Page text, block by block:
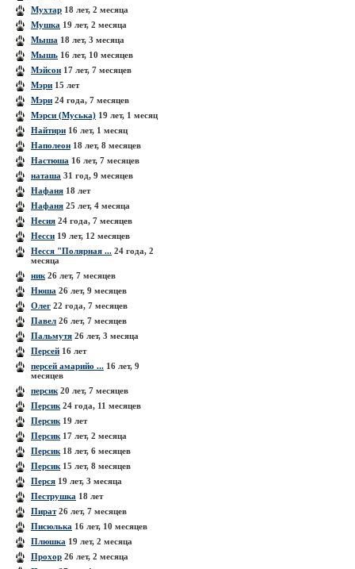
Мухтар 18 лет, 2 месяца
Мушка 19 лет, 2 месяца
Мыша 18 лет, 3 месяца
Мышь 16 лет, 10 месяцев
Мэйсон 17 лет, 7 месяцев
Мэри 15 лет
Мэри 24 года, 7 месяцев
Мэрси (Муська) 19 лет, 1 месяц
Найтири 16 лет, 1 месяц
Наполеон 18 лет, 8 месяцев
Настюша 16 лет, 7 месяцев
наташа 31 год, 9 месяцев
Нафаня 18 лет
Нафаня 25 лет, 4 месяца
Несия 24 года, 7 месяцев
Несси 19 лет, 12 месяцев
Несся "Полярная ... 24 года, 2
месяца
ник 26 лет, 7 месяцев
Нюша 26 лет, 9 месяцев
Олег 22 года, 7 месяцев
Павел 26 лет, 7 месяцев
Пальмутя 26 лет, 3 месяца
Персей 16 лет
персей амарийо ... 16 лет, 9
месяцев
персик 20 лет, 7 месяцев
Персик 24 года, 11 месяцев
Персик 19 лет
Персик 17 лет, 2 месяца
Персик 18 лет, 6 месяцев
Персик 15 лет, 8 месяцев
Перся 19 лет, 3 месяца
Пеструшка 18 лет
Пират26 лет, 7 месяцев
Писюлька 16 лет, 10 месяцев
Плюшка 19 лет, 2 месяца
Прохор 26 лет, 2 месяца